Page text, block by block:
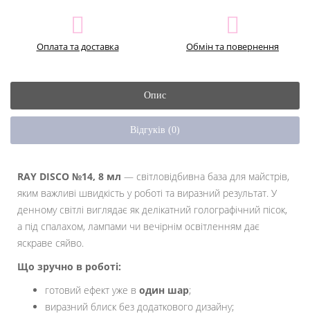
Оплата та доставка Обмін та повернення
Опис
Відгуків (0)
RAY DISCO №14, 8 мл — світловідбивна база для майстрів,
яким важливі швидкість у роботі та виразний результат. У
денному світлі виглядає як делікатний голографічний пісок,
а під спалахом, лампами чи вечірнім освітленням дає
яскраве сяйво.
Що зручно в роботі:
готовий ефект уже в один шар;
виразний блиск без додаткового дизайну;